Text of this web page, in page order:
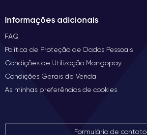
Informações adicionais
FAQ
Política de Proteção de Dados Pessoais
Condições de Utilização Mangopay
Condições Gerais de Venda
As minhas preferências de cookies
Formulário de contato